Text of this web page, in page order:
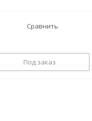
Сравнить
Под заказ